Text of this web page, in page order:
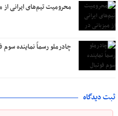
محرومیت تیم‌های ایرانی از
چادرملو رسماً نماینده سوم
ثبت دیدگاه